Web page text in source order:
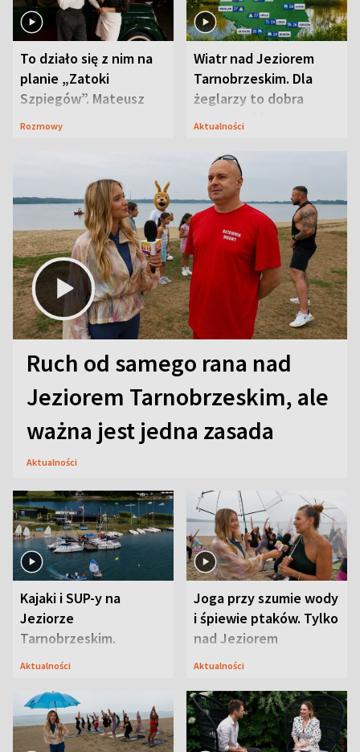
To działo się z nim na
planie „Zatoki
Szpiegów”. Mateusz
Janicki odsłonił
Rozmowy
Wiatr nad Jeziorem
Tarnobrzeskim. Dla
żeglarzy to dobra
wiadomość
Aktualności
Ruch od samego rana nad
Jeziorem Tarnobrzeskim, ale
ważna jest jedna zasada
Aktualności
Kajaki i SUP-y na
Jeziorze
Tarnobrzeskim.
Przyrodnicy zwracają
Aktualności
Joga przy szumie wody
i śpiewie ptaków. Tylko
nad Jeziorem
Tarnobrzeskim
Aktualności